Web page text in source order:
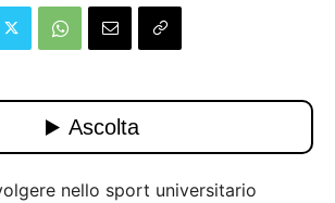
nello sport universitario